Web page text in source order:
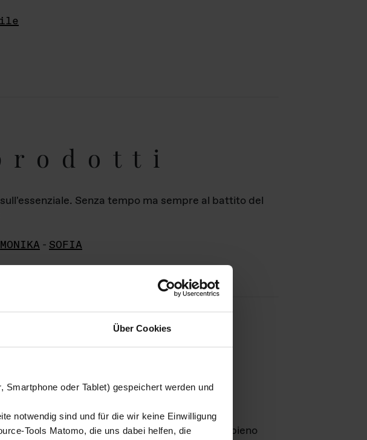
Über Cookies
oder Tablet) gespeichert werden und
notwendig sind und für die wir keine Einwilligung
Tools Matomo, die uns dabei helfen, die
Senza tempo ma sempre al battito del
MONIKA - SOFIA
daDas ganze LebenGmbH e rimangono in pieno